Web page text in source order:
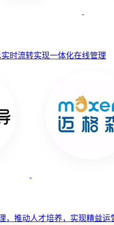
时流转实现一体化在线管理
，推动人才培养，实现精益运